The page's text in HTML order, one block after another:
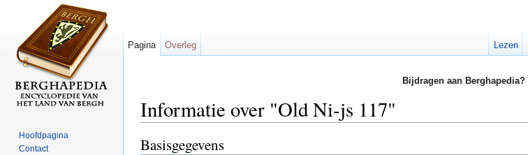
Bijdragen aan Berghapedia?
Informatie over "Old Ni-js 117"
Basisgegevens
Pagina Overleg Lezen
Hoofdpagina
Contact